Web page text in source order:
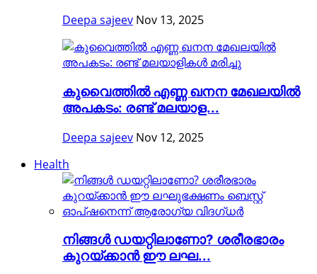
Deepa sajeev Nov 13, 2025
കുവൈത്തിൽ എണ്ണ ഖനന മേഖലയിൽ
അപകടം: രണ്ട് മലയാള...
Deepa sajeev Nov 12, 2025
Health
നിങ്ങള്‍ ഡയറ്റിലാണോ? ശരീരഭാരം
കുറയ്ക്കാൻ ഈ ലഘ...